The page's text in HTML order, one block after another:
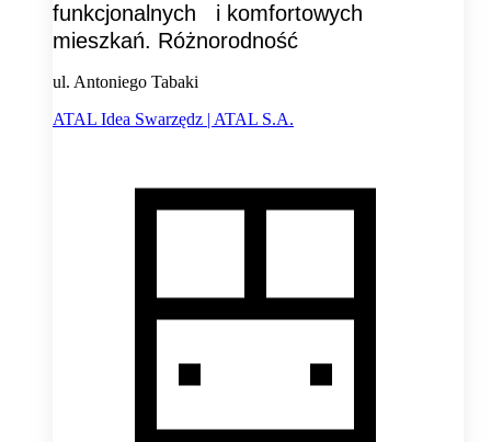
funkcjonalnych i komfortowych
mieszkań. Różnorodność
ul. Antoniego Tabaki
ATAL Idea Swarzędz | ATAL S.A.